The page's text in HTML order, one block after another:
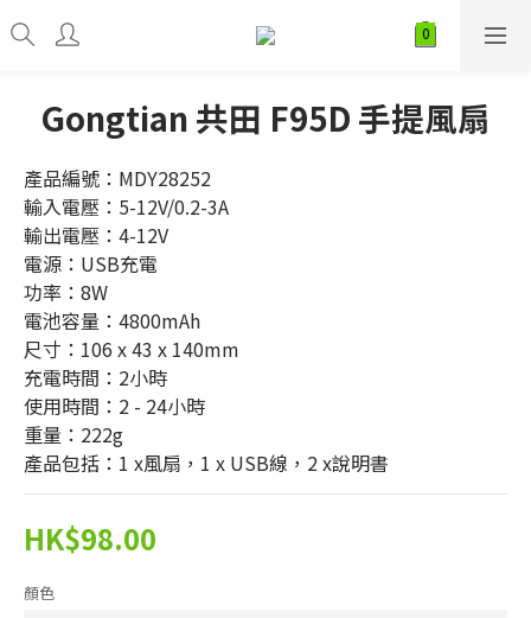
Gongtian 共田 F95D 手提風扇
產品編號：MDY28252
輸入電壓：5-12V/0.2-3A
輸出電壓：4-12V
電源：USB充電
功率：8W
電池容量：4800mAh
尺寸：106 x 43 x 140mm
充電時間：2小時
使用時間：2 - 24小時
重量：222g
產品包括：1 x風扇，1 x USB線，2 x說明書
HK$98.00
顏色